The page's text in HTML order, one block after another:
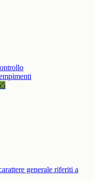
generale riferiti a